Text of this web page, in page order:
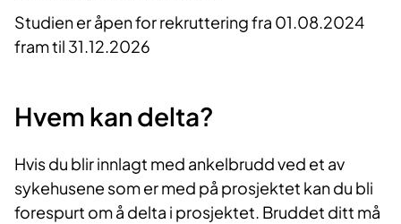
Studien er åpen for rekruttering fra 01.08.2024
fram til 31.12.2026
Hvem kan delta?
Hvis du blir innlagt med ankelbrudd ved et av
sykehusene som er med på prosjektet kan du bli
forespurt om å delta i prosjektet. Bruddet ditt må